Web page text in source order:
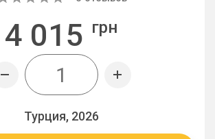
4 015 грн
Турция, 2026